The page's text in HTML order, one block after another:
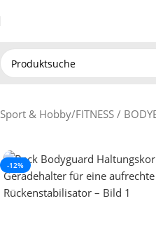
Sport & Hobby/FITNESS /
-12%